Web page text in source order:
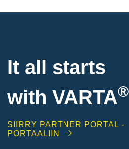
It all starts
with VARTA®
SIIRRY PARTNER PORTAL -
PORTAALIIN